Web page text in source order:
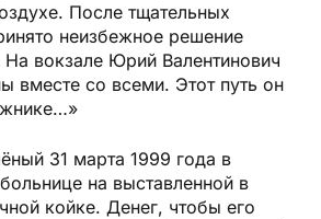
После тщательных
неизбежное решение
На вокзале Юрий Валентинович
вместе со всеми. Этот путь он
31 марта 1999 года в
на выставленной в
койке. Денег, чтобы его